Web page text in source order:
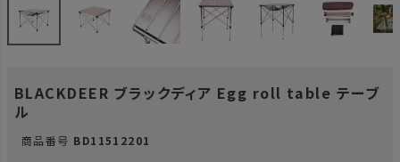
BLACKDEER ブラックディア Egg roll table テーブ
ル
商品番号 BD11512201